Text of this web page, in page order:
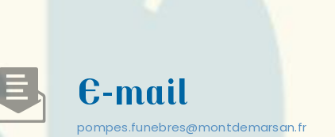
E-mail
pompes.funebres@montdemarsan.fr